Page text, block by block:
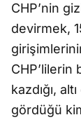
CHP’nin
devirmek,
CHP’lilerin
kazdığı,
gördüğü